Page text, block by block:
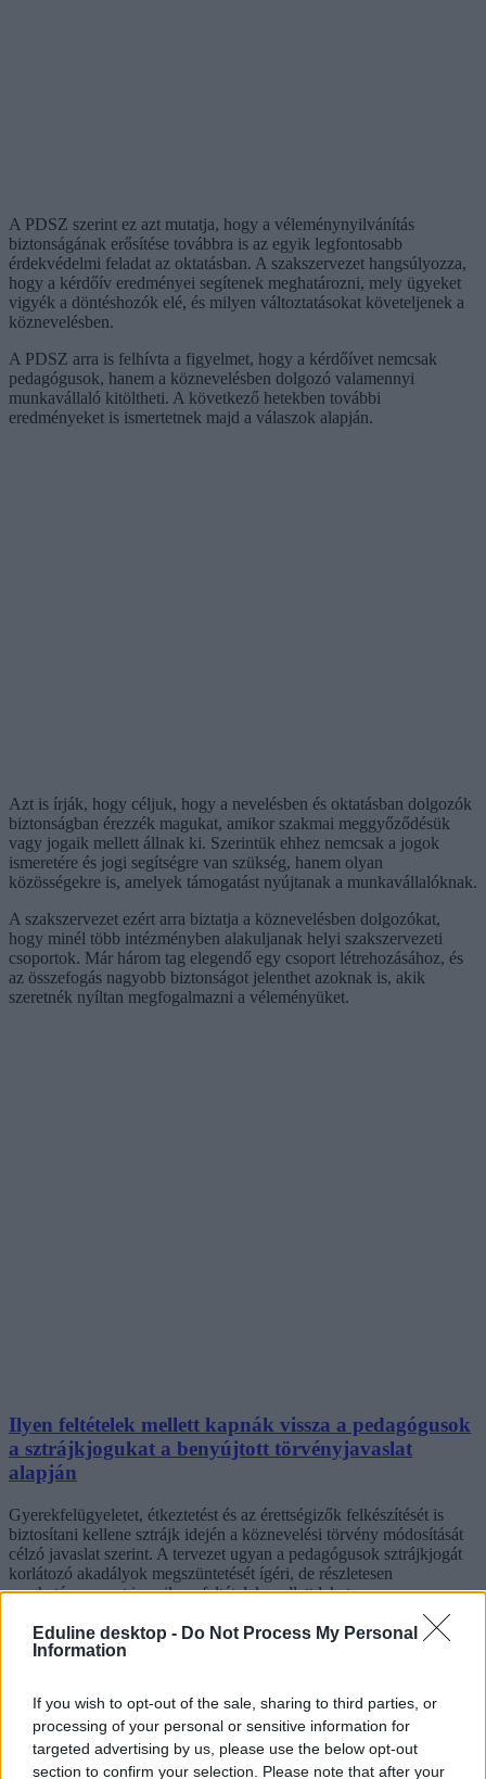
Eduline desktop - Do Not Process My Personal
Information
If you wish to opt-out of the sale, sharing to third parties, or
processing of your personal or sensitive information for
targeted advertising by us, please use the below opt-out
section to confirm your selection. Please note that after your
A PDSZ szerint ez azt mutatja, hogy a véleménynyilvánítás
biztonságának erősítése továbbra is az egyik legfontosabb
érdekvédelmi feladat az oktatásban. A szakszervezet hangsúlyozza,
hogy a kérdőív eredményei segítenek meghatározni, mely ügyeket
vigyék a döntéshozók elé, és milyen változtatásokat követeljenek a
köznevelésben.
A PDSZ arra is felhívta a figyelmet, hogy a kérdőívet nemcsak
pedagógusok, hanem a köznevelésben dolgozó valamennyi
munkavállaló kitöltheti. A következő hetekben további
eredményeket is ismertetnek majd a válaszok alapján.
Azt is írják, hogy céljuk, hogy a nevelésben és oktatásban dolgozók
biztonságban érezzék magukat, amikor szakmai meggyőződésük
vagy jogaik mellett állnak ki. Szerintük ehhez nemcsak a jogok
ismeretére és jogi segítségre van szükség, hanem olyan
közösségekre is, amelyek támogatást nyújtanak a munkavállalóknak.
A szakszervezet ezért arra biztatja a köznevelésben dolgozókat,
hogy minél több intézményben alakuljanak helyi szakszervezeti
csoportok. Már három tag elegendő egy csoport létrehozásához, és
az összefogás nagyobb biztonságot jelenthet azoknak is, akik
szeretnék nyíltan megfogalmazni a véleményüket.
Ilyen feltételek mellett kapnák vissza a pedagógusok
a sztrájkjogukat a benyújtott törvényjavaslat
alapján
Gyerekfelügyeletet, étkeztetést és az érettségizők felkészítését is
biztosítani kellene sztrájk idején a köznevelési törvény módosítását
célzó javaslat szerint. A tervezet ugyan a pedagógusok sztrájkjogát
korlátozó akadályok megszüntetését ígéri, de részletesen
meghatározza azt is, milyen feltételek mellett lehetne